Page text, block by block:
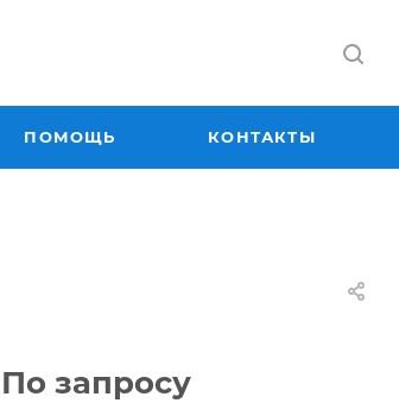
ПОМОЩЬ КОНТАКТЫ
По запросу